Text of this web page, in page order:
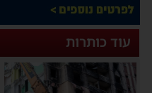
עוד כותרות